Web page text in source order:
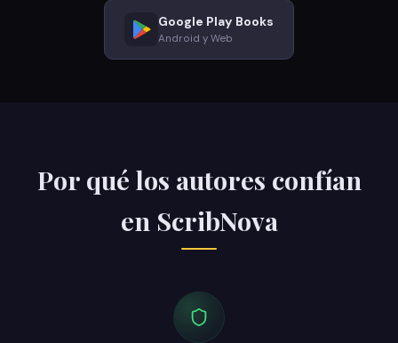
Google Play Books
Android y Web
Por qué los autores confían
en ScribNova